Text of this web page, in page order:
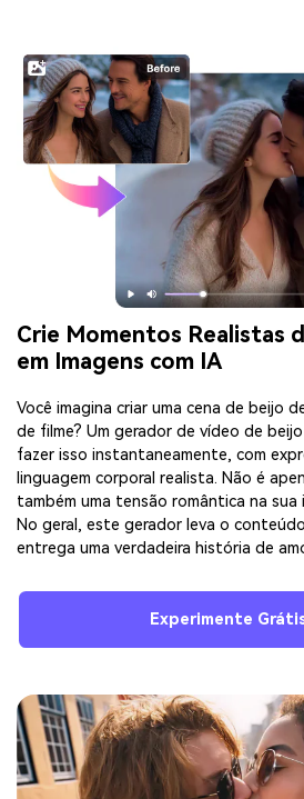
Crie Momentos Realistas
em Imagens com IA
Você imagina criar uma cena de beijo
de filme? Um gerador de vídeo de
fazer isso instantaneamente, com
linguagem corporal realista. Não é
também uma tensão romântica na sua
No geral, este gerador leva o
entrega uma verdadeira história de
Experimente